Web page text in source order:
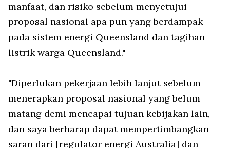
manfaat, dan risiko sebelum menyetujui
proposal nasional apa pun yang berdampak
pada sistem energi Queensland dan tagihan
listrik warga Queensland."
"Diperlukan pekerjaan lebih lanjut sebelum
menerapkan proposal nasional yang belum
matang demi mencapai tujuan kebijakan lain,
dan saya berharap dapat mempertimbangkan
saran dari [regulator energi Australia] dan